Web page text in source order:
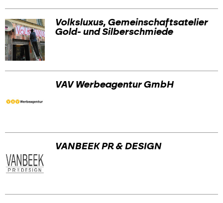
Volksluxus, Gemeinschaftsatelier
Gold- und Silberschmiede
VAV Werbeagentur GmbH
VANBEEK PR & DESIGN